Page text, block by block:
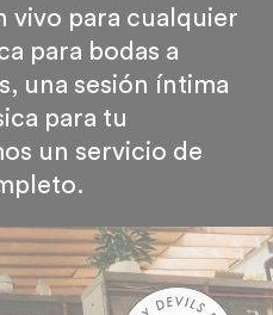
vivo para cualquier
para bodas a
una sesión íntima
para tu
un servicio de